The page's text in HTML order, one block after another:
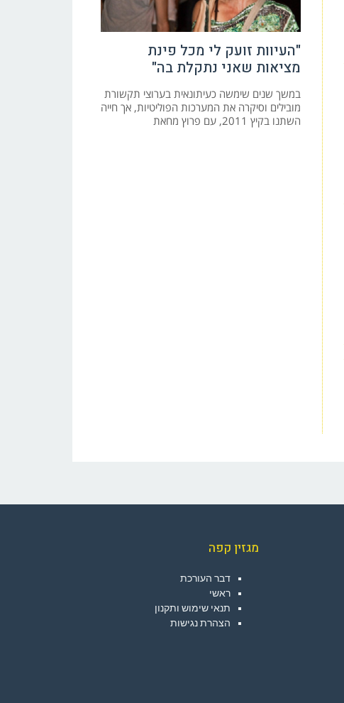
"העיוות זועק לי מכל פינת
מציאות שאני נתקלת בה"
במשך שנים שימשה כעיתונאית בערוצי תקשורת
מובילים וסיקרה את המערכות הפוליטיות, אך חייה
השתנו בקיץ 2011, עם פרוץ מחאת
מגזין קפה
דבר העורכת
ראשי
תנאי שימוש ותקנון
הצהרת נגישות